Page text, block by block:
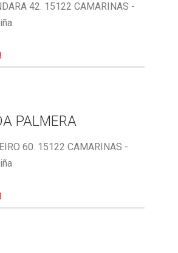
42. 15122 CAMARINAS -
PALMERA
60. 15122 CAMARINAS -